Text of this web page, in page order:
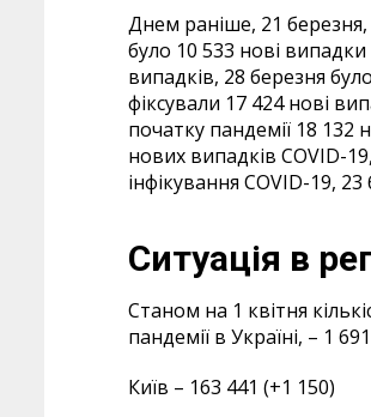
Днем раніше, 21 березня,
було 10 533 нові
випадків, 28 березня
фіксували 17 424 нові
початку пандемії 18 132
нових випадків COVID-
інфікування COVID-19,
Ситуація в
Станом на 1 квітня
пандемії в Україні, – 1
Київ – 163 441 (+1 150)